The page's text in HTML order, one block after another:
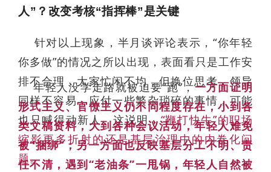
人”？改变考核“指挥棒”是关键
针对以上现象，半月谈评论表示，“你年轻
你多做”的情况之所以出现，表面看只是工作安
排不合理，大家忙闲不均，但换位思考，领导
同样不容易，应付一些繁杂琐碎的事情，可能
也只喊得动新人。这说明，“鞭打快牛”的职场
缩影更多折射的还是基层治理中的内卷化问
题。
年轻人没学走路就被迫要“跑”，一方面证明
形式主义、官僚主义仍不同程度存在，小到各
类文稿资料，大到各种会议活动，年轻人难免
被“捆绑”；另一方面也反映基层分工不明、责
任不清，遇到“老油条”一甩锅，年轻人自然被